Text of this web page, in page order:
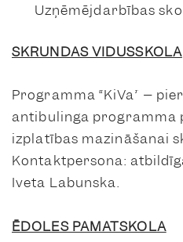
Uzņēmējdarbības
SKRUNDAS VIDUSSKOLA
Programma “KiVa” –
antibulinga programma
izplatības mazināšanai
Kontaktpersona:
Iveta Labunska.
ĒDOLES PAMATSKOLA